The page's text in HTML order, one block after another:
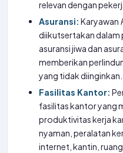
relevan dengan
Asuransi: Karyawan
diikutsertakan dalam
asuransi jiwa dan
memberikan
yang tidak diinginkan.
Fasilitas Kantor:
fasilitas kantor yang
produktivitas kerja
nyaman, peralatan
internet, kantin,